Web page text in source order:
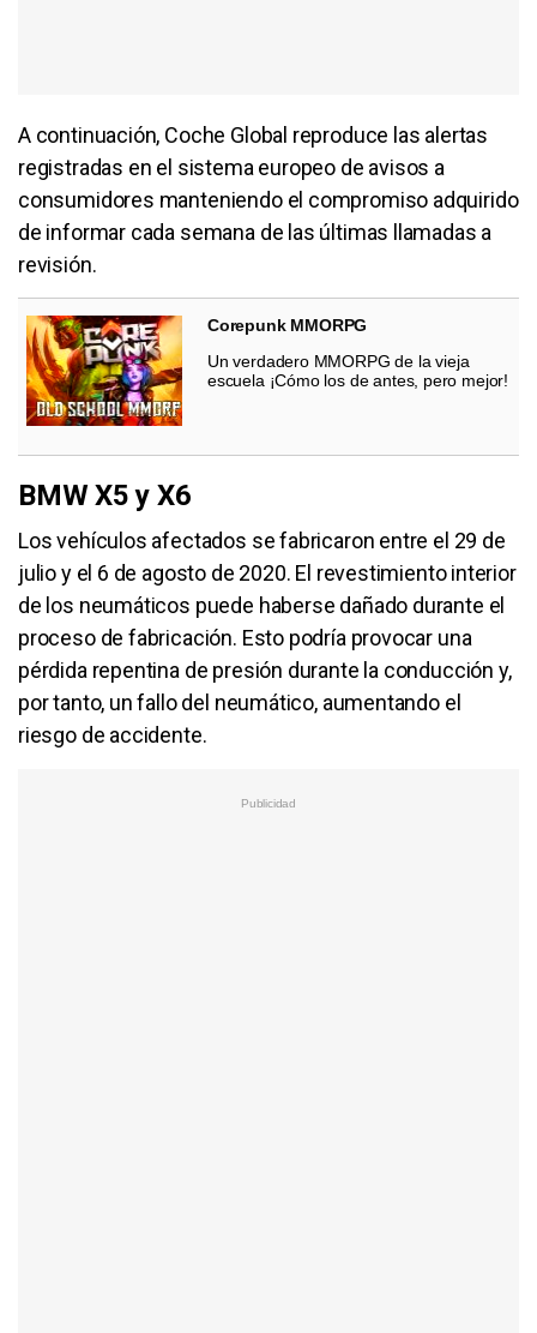
A continuación, Coche Global reproduce las alertas
registradas en el sistema europeo de avisos a
consumidores manteniendo el compromiso adquirido
de informar cada semana de las últimas llamadas a
revisión.
Corepunk MMORPG
Un verdadero MMORPG de la vieja
escuela ¡Cómo los de antes, pero mejor!
BMW X5 y X6
Los vehículos afectados se fabricaron entre el 29 de
julio y el 6 de agosto de 2020. El revestimiento interior
de los neumáticos puede haberse dañado durante el
proceso de fabricación. Esto podría provocar una
pérdida repentina de presión durante la conducción y,
por tanto, un fallo del neumático, aumentando el
riesgo de accidente.